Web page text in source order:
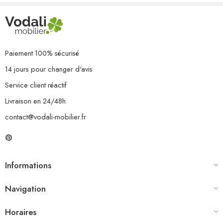
4 x coussin de dossier
Paiement 100% sécurisé
14 jours pour changer d'avis
Service client réactif
Livraison en 24/48h
contact@vodali-mobilier.fr
Informations
Navigation
Horaires